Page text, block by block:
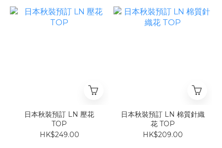
日本秋裝預訂 LN 壓花
TOP
HK$249.00
日本秋裝預訂 LN 棉質針織
花 TOP
HK$209.00